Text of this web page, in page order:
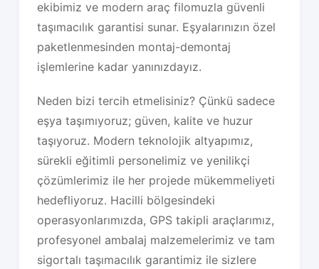
ekibimiz ve modern araç filomuzla güvenli
taşımacılık garantisi sunar. Eşyalarınızın özel
paketlenmesinden montaj-demontaj
işlemlerine kadar yanınızdayız.
Neden bizi tercih etmelisiniz? Çünkü sadece
eşya taşımıyoruz; güven, kalite ve huzur
taşıyoruz. Modern teknolojik altyapımız,
sürekli eğitimli personelimiz ve yenilikçi
çözümlerimiz ile her projede mükemmeliyeti
hedefliyoruz. Hacilli bölgesindeki
operasyonlarımızda, GPS takipli araçlarımız,
profesyonel ambalaj malzemelerimiz ve tam
sigortalı taşımacılık garantimiz ile sizlere